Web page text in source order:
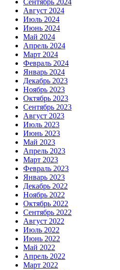
Август 2024
Июль 2024
Июнь 2024
Май 2024
Апрель 2024
Март 2024
Февраль 2024
Январь 2024
Декабрь 2023
Ноябрь 2023
Октябрь 2023
Сентябрь 2023
Август 2023
Июль 2023
Июнь 2023
Май 2023
Апрель 2023
Март 2023
Февраль 2023
Январь 2023
Декабрь 2022
Ноябрь 2022
Октябрь 2022
Сентябрь 2022
Август 2022
Июль 2022
Июнь 2022
Май 2022
Апрель 2022
Март 2022